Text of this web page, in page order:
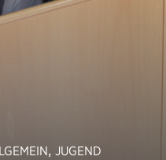
, JUGEND